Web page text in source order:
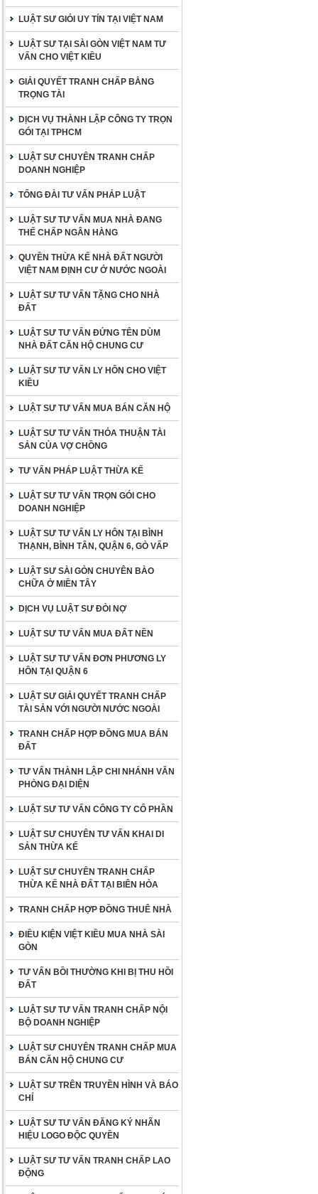
LUẬT SƯ GIỎI UY TÍN TẠI VIỆT NAM
LUẬT SƯ TẠI SÀI GÒN VIỆT NAM TƯ
VẤN CHO VIỆT KIỀU
GIẢI QUYẾT TRANH CHẤP BẰNG
TRỌNG TÀI
DỊCH VỤ THÀNH LẬP CÔNG TY TRỌN
GÓI TẠI TPHCM
LUẬT SƯ CHUYÊN TRANH CHẤP
DOANH NGHIỆP
TỔNG ĐÀI TƯ VẤN PHÁP LUẬT
LUẬT SƯ TƯ VẤN MUA NHÀ ĐANG
THẾ CHẤP NGÂN HÀNG
QUYỀN THỪA KẾ NHÀ ĐẤT NGƯỜI
VIỆT NAM ĐỊNH CƯ Ở NƯỚC NGOÀI
LUẬT SƯ TƯ VẤN TẶNG CHO NHÀ
ĐẤT
LUẬT SƯ TƯ VẤN ĐỨNG TÊN DÙM
NHÀ ĐẤT CĂN HỘ CHUNG CƯ
LUẬT SƯ TƯ VẤN LY HÔN CHO VIỆT
KIỀU
LUẬT SƯ TƯ VẤN MUA BÁN CĂN HỘ
LUẬT SƯ TƯ VẤN THỎA THUẬN TÀI
SẢN CỦA VỢ CHỒNG
TƯ VẤN PHÁP LUẬT THỪA KẾ
LUẬT SƯ TƯ VẤN TRỌN GÓI CHO
DOANH NGHIỆP
LUẬT SƯ TƯ VẤN LY HÔN TẠI BÌNH
THẠNH, BÌNH TÂN, QUẬN 6, GÒ VẤP
LUẬT SƯ SÀI GÒN CHUYÊN BÀO
CHỮA Ở MIỀN TÂY
DỊCH VỤ LUẬT SƯ ĐÒI NỢ
LUẬT SƯ TƯ VẤN MUA ĐẤT NỀN
LUẬT SƯ TƯ VẤN ĐƠN PHƯƠNG LY
HÔN TẠI QUẬN 6
LUẬT SƯ GIẢI QUYẾT TRANH CHẤP
TÀI SẢN VỚI NGƯỜI NƯỚC NGOÀI
TRANH CHẤP HỢP ĐỒNG MUA BÁN
ĐẤT
TƯ VẤN THÀNH LẬP CHI NHÁNH VĂN
PHÒNG ĐẠI DIỆN
LUẬT SƯ TƯ VẤN CÔNG TY CỔ PHẦN
LUẬT SƯ CHUYÊN TƯ VẤN KHAI DI
SẢN THỪA KẾ
LUẬT SƯ CHUYÊN TRANH CHẤP
THỪA KẾ NHÀ ĐẤT TẠI BIÊN HÒA
TRANH CHẤP HỢP ĐỒNG THUÊ NHÀ
ĐIỀU KIỆN VIỆT KIỀU MUA NHÀ SÀI
GÒN
TƯ VẤN BỒI THƯỜNG KHI BỊ THU HỒI
ĐẤT
LUẬT SƯ TƯ VẤN TRANH CHẤP NỘI
BỘ DOANH NGHIỆP
LUẬT SƯ CHUYÊN TRANH CHẤP MUA
BÁN CĂN HỘ CHUNG CƯ
LUẬT SƯ TRÊN TRUYỀN HÌNH VÀ BÁO
CHÍ
LUẬT SƯ TƯ VẤN ĐĂNG KÝ NHÃN
HIỆU LOGO ĐỘC QUYỀN
LUẬT SƯ TƯ VẤN TRANH CHẤP LAO
ĐỘNG